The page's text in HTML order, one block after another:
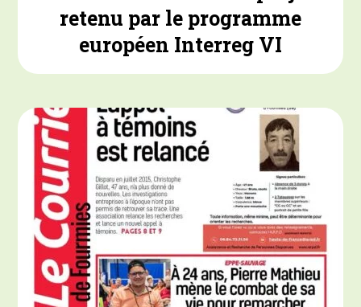
retenu par le programme
européen Interreg VI